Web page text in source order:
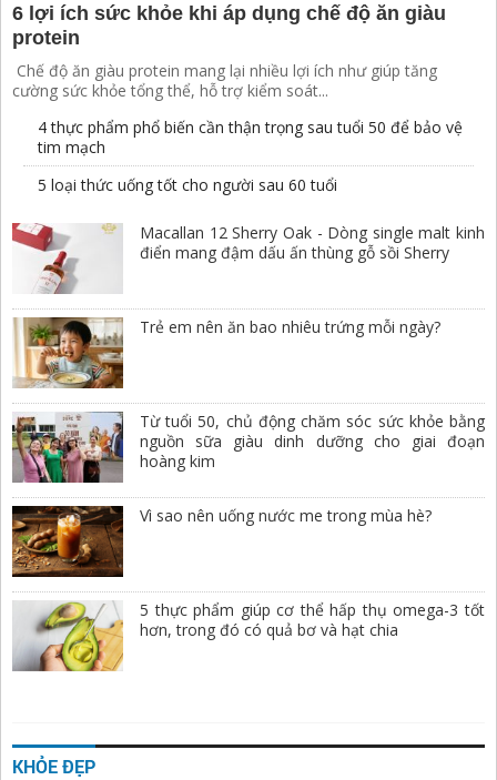
6 lợi ích sức khỏe khi áp dụng chế độ ăn giàu
protein
Chế độ ăn giàu protein mang lại nhiều lợi ích như giúp tăng
cường sức khỏe tổng thể, hỗ trợ kiểm soát...
4 thực phẩm phổ biến cần thận trọng sau tuổi 50 để bảo vệ
tim mạch
5 loại thức uống tốt cho người sau 60 tuổi
Macallan 12 Sherry Oak - Dòng single malt kinh
điển mang đậm dấu ấn thùng gỗ sồi Sherry
Trẻ em nên ăn bao nhiêu trứng mỗi ngày?
Từ tuổi 50, chủ động chăm sóc sức khỏe bằng
nguồn sữa giàu dinh dưỡng cho giai đoạn
hoàng kim
Vì sao nên uống nước me trong mùa hè?
5 thực phẩm giúp cơ thể hấp thụ omega-3 tốt
hơn, trong đó có quả bơ và hạt chia
KHỎE ĐẸP